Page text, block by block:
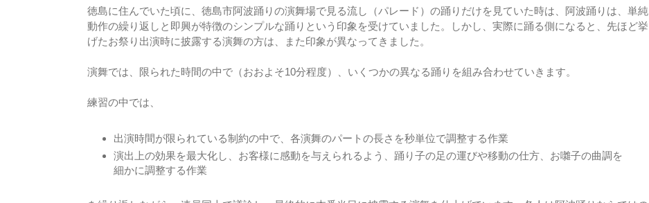
徳島に住んでいた頃に、徳島市阿波踊りの演舞場で見る流し（パレード）の踊りだけを見ていた時は、阿波踊りは、単純
動作の繰り返しと即興が特徴のシンプルな踊りという印象を受けていました。しかし、実際に踊る側になると、先ほど挙
げたお祭り出演時に披露する演舞の方は、また印象が異なってきました。
演舞では、限られた時間の中で（おおよそ10分程度）、いくつかの異なる踊りを組み合わせていきます。
練習の中では、
出演時間が限られている制約の中で、各演舞のパートの長さを秒単位で調整する作業
演出上の効果を最大化し、お客様に感動を与えられるよう、踊り子の足の運びや移動の仕方、お囃子の曲調を
細かに調整する作業